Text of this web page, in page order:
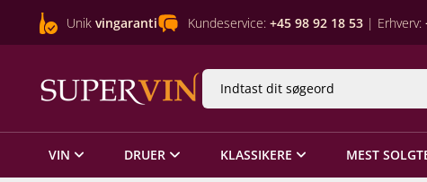
Unik vingaranti Kundeservice: +45 98 92 18 53 | Erhverv:
VIN DRUER KLASSIKERE MEST